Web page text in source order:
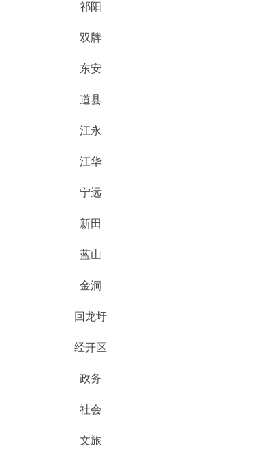
祁阳
双牌
东安
道县
江永
江华
宁远
新田
蓝山
金洞
回龙圩
经开区
政务
社会
文旅